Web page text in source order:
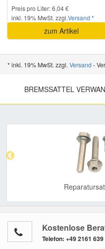
Preis pro Liter: 6,04 €
inkl. 19% MwSt. zzgl.Versand *
zum Artikel
* inkl. 19% MwSt. zzgl. Versand -
BREMSSATTEL
Kostenlose
Telefon: +49 2161